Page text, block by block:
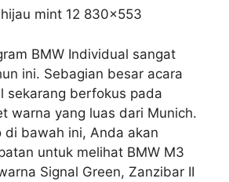
BMW Individual sangat
ini. Sebagian besar acara
sekarang berfokus pada
warna yang luas dari Munich.
bawah ini, Anda akan
untuk melihat BMW M3
Signal Green, Zanzibar II